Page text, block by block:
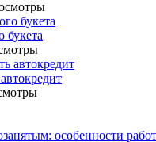
букета